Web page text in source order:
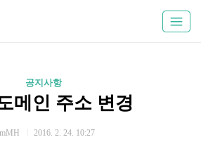
공지사항
메인 주소 변경
2016. 2. 24. 10:27